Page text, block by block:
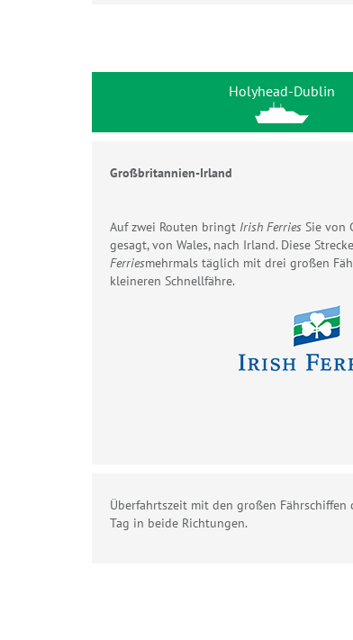
Holyhead-Dublin
Großbritannien-Irland
Auf zwei Routen bringt Irish Ferries Sie von
gesagt, von Wales, nach Irland. Diese
Ferriesmehrmals täglich mit drei großen
kleineren Schnellfähre.
Überfahrtszeit mit den großen Fährschiffen
Tag in beide Richtungen.